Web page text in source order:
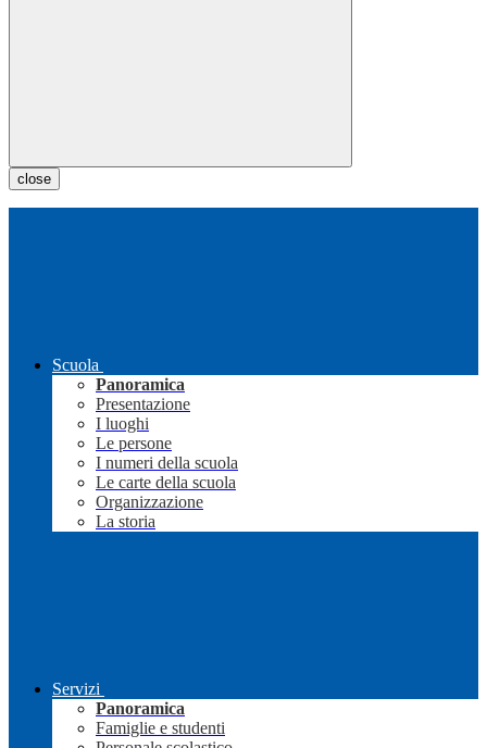
close
Scuola
Panoramica
Presentazione
I luoghi
Le persone
I numeri della scuola
Le carte della scuola
Organizzazione
La storia
Servizi
Panoramica
Famiglie e studenti